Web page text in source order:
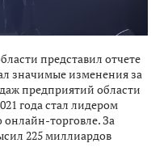
представил отчете
значимые изменения за
предприятий области
года стал лидером
онлайн-торговле. За
225 миллиардов